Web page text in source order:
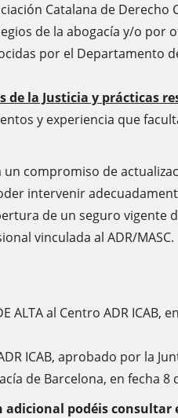
Catalana de Derecho
de la abogacía y/o por
por el Departamento
de la Justicia y prácticas
y experiencia que
un compromiso de
intervenir
de un seguro vigente
vinculada al ADR/MASC.
ALTA al Centro ADR ICAB,
ICAB, aprobado por la
de Barcelona, en fecha 8
podéis consultar